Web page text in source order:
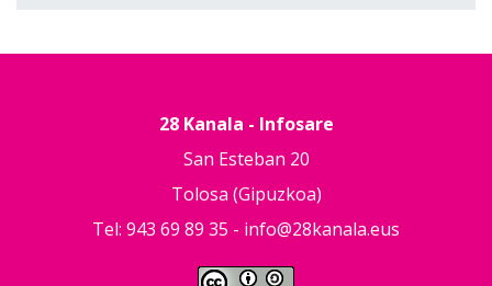
28 Kanala - Infosare
San Esteban 20
Tolosa (Gipuzkoa)
Tel: 943 69 89 35 - info@28kanala.eus